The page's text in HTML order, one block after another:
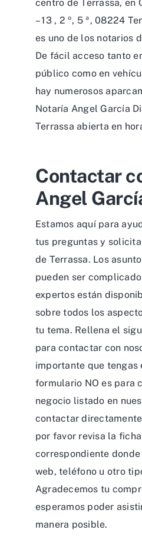
centro de Terrassa, en
– 13 , 2 º, 5 ª, 08224
es uno de los notarios
De fácil acceso tanto
público como en
hay numerosos
Notaría Angel García
Terrassa abierta en
Contactar
Angel
Estamos aquí para
tus preguntas y
de Terrassa. Los
pueden ser
expertos están
sobre todos los
tu tema. Rellena el
para contactar con
importante que tengas
formulario NO es para
negocio listado en
contactar
por favor revisa la
correspondiente
web, teléfono u otro
Agradecemos tu
esperamos poder
manera posible.